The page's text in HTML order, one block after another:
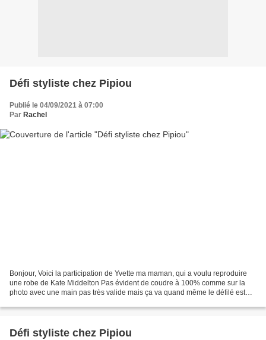
Défi styliste chez Pipiou
Publié le 04/09/2021 à 07:00
Par Rachel
Bonjour, Voici la participation de Yvette ma maman, qui a voulu reproduire
une robe de Kate Middelton Pas évident de coudre à 100% comme sur la
photo avec une main pas très valide mais ça va quand même le défilé est
Défi styliste chez Pipiou